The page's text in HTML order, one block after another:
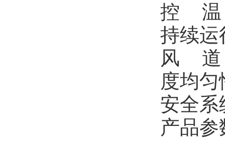
控 温
持续运
风 道
度均
安全系
产品参